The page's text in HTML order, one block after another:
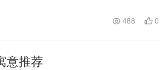
488 0
意推荐